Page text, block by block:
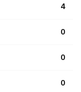
4
0
0
0